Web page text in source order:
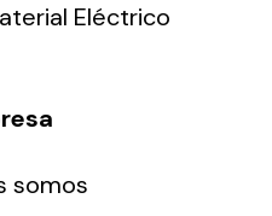
Eléctrico
somos